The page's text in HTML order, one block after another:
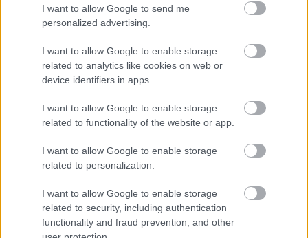
I want to allow Google to send me
personalized advertising.
I want to allow Google to enable storage
related to analytics like cookies on web or
device identifiers in apps.
I want to allow Google to enable storage
related to functionality of the website or app.
I want to allow Google to enable storage
related to personalization.
I want to allow Google to enable storage
related to security, including authentication
functionality and fraud prevention, and other
Csíkszereda: Kelemen Réka 0741575983,
Mihály István: 0756807696
Gyergyószentmiklós: Kalusi Szabolcs
0755484305
Marosvásárhely: Szabó Hunor 0743643019
Napijegy (diákzenekarok+Ossian koncert):
Forrás: Zalai Hírlap